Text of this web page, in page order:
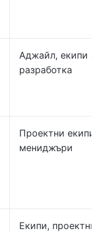
Аджайл, екипи за
разработка
Проектни екипи,
мениджъри
Екипи, проектни